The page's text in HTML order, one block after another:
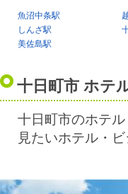
魚沼中条駅
しんざ駅
美佐島駅
十日町市 ホテ
十日町市のホテ
見たいホテル・